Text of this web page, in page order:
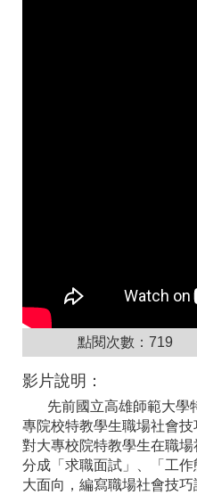
點閱次數： 719
影片說明：
先前國立高雄師範大學
專院校特教學生職場社會技
對大專校院特教學生在職場
分成「求職面試」、「工
大面向，編寫職場社會技